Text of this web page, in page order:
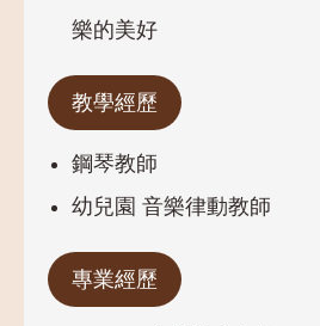
樂的美好
教學經歷
鋼琴教師
幼兒園 音樂律動教師
專業經歷